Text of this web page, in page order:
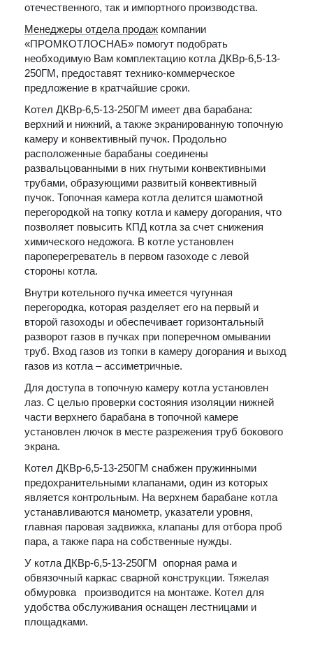
отечественного, так и импортного производства.
Менеджеры отдела продаж компании
«ПРОМКОТЛОСНАБ» помогут подобрать
необходимую Вам комплектацию котла ДКВр-6,5-13-
250ГМ, предоставят технико-коммерческое
предложение в кратчайшие сроки.
Котел ДКВр-6,5-13-250ГМ имеет два барабана:
верхний и нижний, а также экранированную топочную
камеру и конвективный пучок. Продольно
расположенные барабаны соединены
развальцованными в них гнутыми конвективными
трубами, образующими развитый конвективный
пучок. Топочная камера котла делится шамотной
перегородкой на топку котла и камеру догорания, что
позволяет повысить КПД котла за счет снижения
химического недожога. В котле установлен
пароперегреватель в первом газоходе с левой
стороны котла.
Внутри котельного пучка имеется чугунная
перегородка, которая разделяет его на первый и
второй газоходы и обеспечивает горизонтальный
разворот газов в пучках при поперечном омывании
труб. Вход газов из топки в камеру догорания и выход
газов из котла – ассиметричные.
Для доступа в топочную камеру котла установлен
лаз. С целью проверки состояния изоляции нижней
части верхнего барабана в топочной камере
установлен лючок в месте разрежения труб бокового
экрана.
Котел ДКВр-6,5-13-250ГМ снабжен пружинными
предохранительными клапанами, один из которых
является контрольным. На верхнем барабане котла
устанавливаются манометр, указатели уровня,
главная паровая задвижка, клапаны для отбора проб
пара, а также пара на собственные нужды.
У котла ДКВр-6,5-13-250ГМ опорная рама и
обвязочный каркас сварной конструкции. Тяжелая
обмуровка производится на монтаже. Котел для
удобства обслуживания оснащен лестницами и
площадками.